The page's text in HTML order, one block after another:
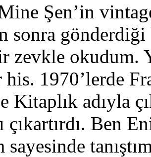
Şen’in
sonra gönderdiği
zevkle okudum.
1970’lerde
Kitaplık adıyla
çıkartırdı. Ben
sayesinde